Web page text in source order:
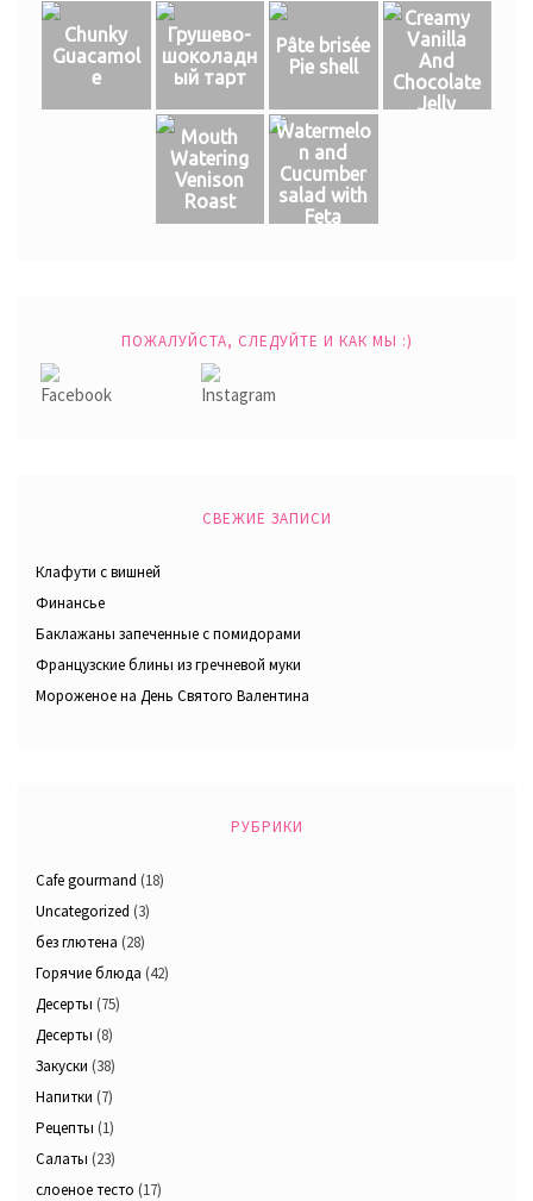
Chunky
Guacamol
e
Грушево-
шоколадн
ый тарт
Pâte brisée
Pie shell
Creamy
Vanilla
And
Chocolate
Jelly
Mouth
Watering
Venison
Roast
Watermelo
n and
Cucumber
salad with
Feta
ПОЖАЛУЙСТА, СЛЕДУЙТЕ И КАК МЫ :)
СВЕЖИЕ ЗАПИСИ
Клафути с вишней
Финансье
Баклажаны запеченные с помидорами
Французские блины из гречневой муки
Мороженое на День Святого Валентина
РУБРИКИ
Cafe gourmand (18)
Uncategorized (3)
без глютена (28)
Горячие блюда (42)
Десерты (75)
Десерты (8)
Закуски (38)
Напитки (7)
Рецепты (1)
Салаты (23)
слоеное тесто (17)